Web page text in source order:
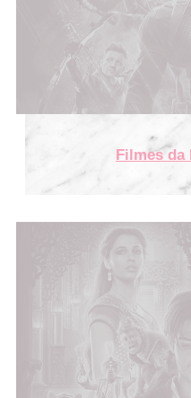
Filmes da